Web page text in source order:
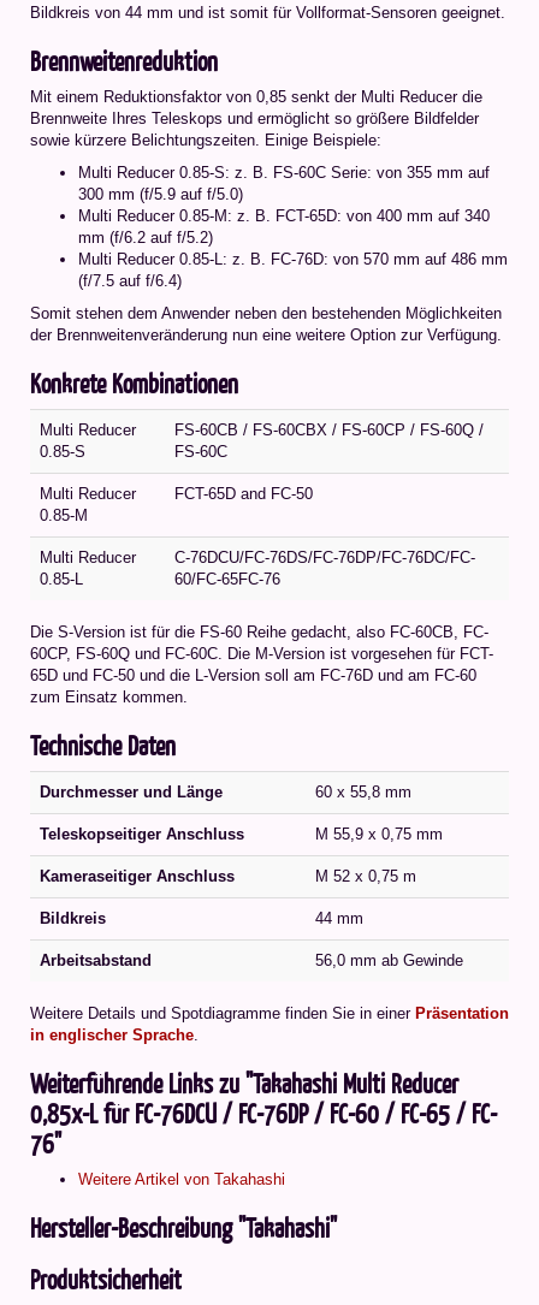
Bildkreis von 44 mm und ist somit für Vollformat-Sensoren geeignet.
Brennweitenreduktion
Mit einem Reduktionsfaktor von 0,85 senkt der Multi Reducer die
Brennweite Ihres Teleskops und ermöglicht so größere Bildfelder
sowie kürzere Belichtungszeiten. Einige Beispiele:
Multi Reducer 0.85-S: z. B. FS-60C Serie: von 355 mm auf
300 mm (f/5.9 auf f/5.0)
Multi Reducer 0.85-M: z. B. FCT-65D: von 400 mm auf 340
mm (f/6.2 auf f/5.2)
Multi Reducer 0.85-L: z. B. FC-76D: von 570 mm auf 486 mm
(f/7.5 auf f/6.4)
Somit stehen dem Anwender neben den bestehenden Möglichkeiten
der Brennweitenveränderung nun eine weitere Option zur Verfügung.
Konkrete Kombinationen
Multi Reducer
0.85-S
FS-60CB / FS-60CBX / FS-60CP / FS-60Q /
FS-60C
Multi Reducer
0.85-M
FCT-65D and FC-50
Multi Reducer
0.85-L
C-76DCU/FC-76DS/FC-76DP/FC-76DC/FC-
60/FC-65FC-76
Die S-Version ist für die FS-60 Reihe gedacht, also FC-60CB, FC-
60CP, FS-60Q und FC-60C. Die M-Version ist vorgesehen für FCT-
65D und FC-50 und die L-Version soll am FC-76D und am FC-60
zum Einsatz kommen.
Technische Daten
Durchmesser und Länge 60 x 55,8 mm
Teleskopseitiger Anschluss M 55,9 x 0,75 mm
Kameraseitiger Anschluss M 52 x 0,75 m
Bildkreis 44 mm
Arbeitsabstand 56,0 mm ab Gewinde
Weitere Details und Spotdiagramme finden Sie in einer Präsentation
in englischer Sprache.
Weiterführende Links zu "Takahashi Multi Reducer
0,85x-L für FC-76DCU / FC-76DP / FC-60 / FC-65 / FC-
76"
Weitere Artikel von Takahashi
Hersteller-Beschreibung "Takahashi"
Produktsicherheit